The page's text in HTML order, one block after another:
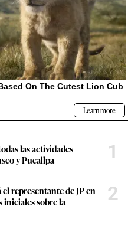
las actividades
y Pucallpa
1
representante de JP en
iniciales sobre la
2